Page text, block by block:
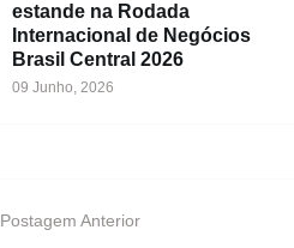
estande na Rodada
Internacional de Negócios
Brasil Central 2026
09 Junho, 2026
Postagem Anterior